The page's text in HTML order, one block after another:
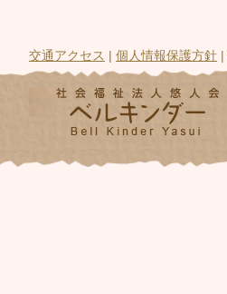
交通アクセス | 個人情報保護方針 |